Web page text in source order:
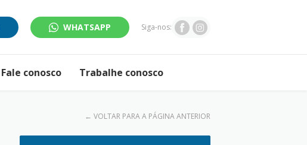
WHATSAPP Siga-nos:
Fale conosco Trabalhe conosco
← VOLTAR PARA A PÁGINA ANTERIOR